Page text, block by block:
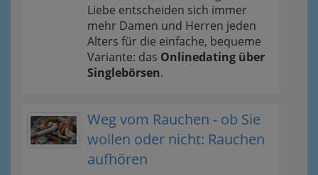
Liebe entscheiden sich immer
mehr Damen und Herren jeden
Alters für die einfache, bequeme
Variante: das Onlinedating über
Singlebörsen.
Weg vom Rauchen - ob Sie
wollen oder nicht: Rauchen
aufhören